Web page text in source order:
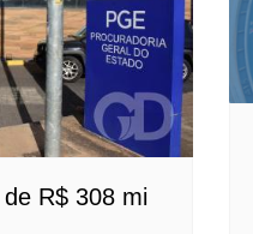
R$ 308 mi